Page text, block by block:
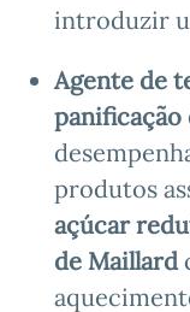
introduzir
Agente de
produtos
açúcar
de Maillard